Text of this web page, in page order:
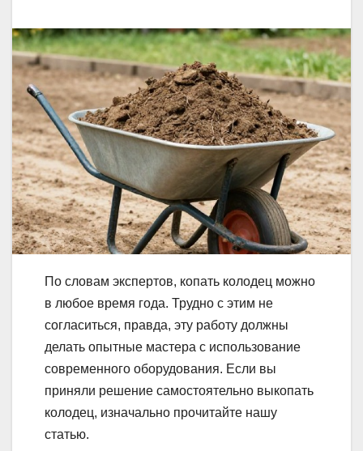
По словам экспертов, копать колодец можно
в любое время года. Трудно с этим не
согласиться, правда, эту работу должны
делать опытные мастера с использование
современного оборудования. Если вы
приняли решение самостоятельно выкопать
колодец, изначально прочитайте нашу
статью.